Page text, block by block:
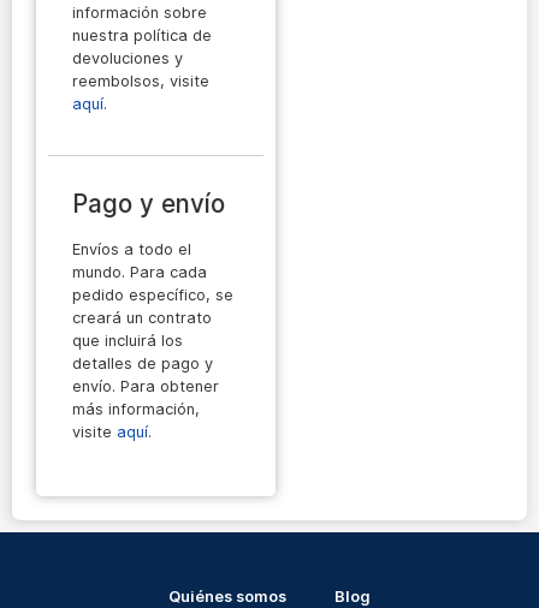
información sobre
nuestra política de
devoluciones y
reembolsos, visite
aquí.
Pago y envío
Envíos a todo el
mundo. Para cada
pedido específico, se
creará un contrato
que incluirá los
detalles de pago y
envío. Para obtener
más información,
visite aquí.
Quiénes somos Blog